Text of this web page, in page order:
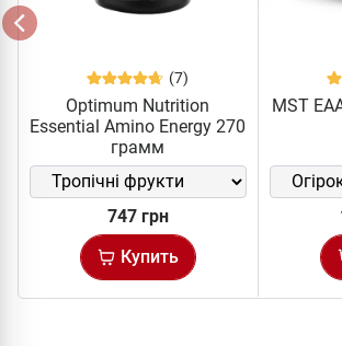
(7)
Optimum Nutrition
Essential Amino Energy 270
грамм
747 грн
Купить
MST